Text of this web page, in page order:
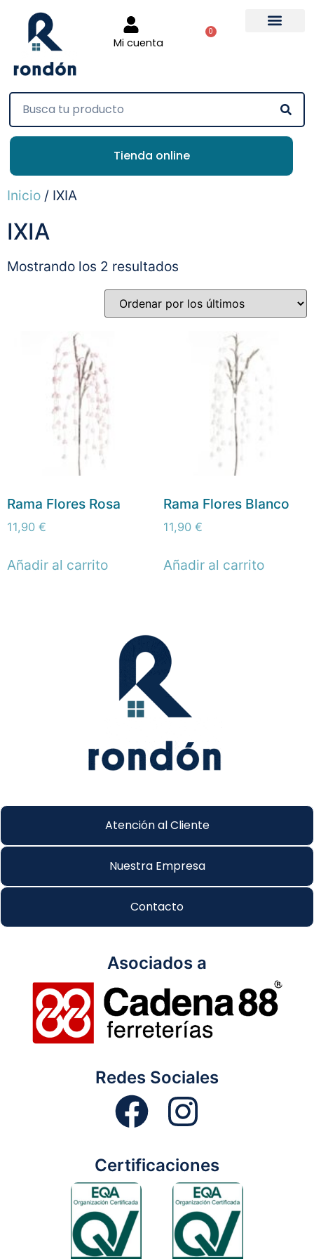
Mi cuenta
0
Tienda online
Inicio / IXIA
IXIA
Mostrando los 2 resultados
Rama Flores Rosa
11,90 €
Añadir al carrito
Rama Flores Blanco
11,90 €
Añadir al carrito
Atención al Cliente
Nuestra Empresa
Contacto
Asociados a
Redes Sociales
Certificaciones